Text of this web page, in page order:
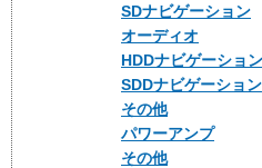
SDナビゲーション
オーディオ
HDDナビゲーション
SDDナビゲーション
その他
パワーアンプ
その他